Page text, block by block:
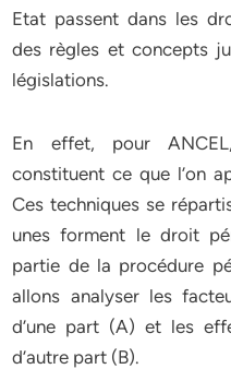
Etat passent dans les
des règles et concepts
législations.
En effet, pour
constituent ce que l’on
Ces techniques se
unes forment le droit
partie de la procédure
allons analyser les
d’une part (A) et les
d’autre part (B).